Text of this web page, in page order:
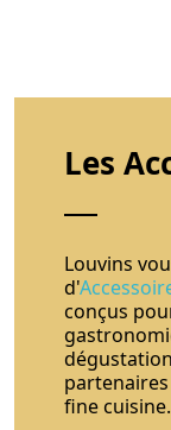
Les
Louvins
d'
conçus
fine cuisine.